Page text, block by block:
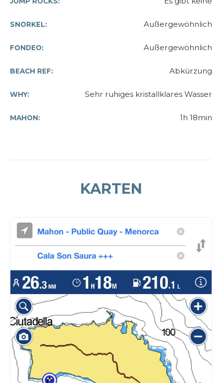
SNORKEL: Außergewöhnlich
FONDEO: Außergewöhnlich
BEACH REF: Abkürzung
WHY: Sehr ruhiges kristallklares Wasser
MAHON: 1h 18min
KARTEN